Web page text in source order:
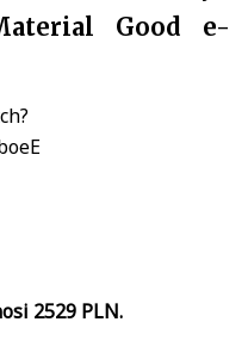
Good e-
2529 PLN.